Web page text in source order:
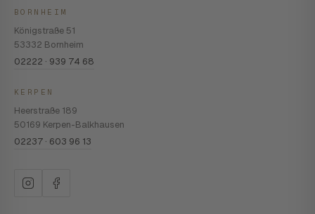
BORNHEIM
Königstraße 51
53332 Bornheim
02222 · 939 74 68
KERPEN
Heerstraße 189
50169 Kerpen-Balkhausen
02237 · 603 96 13